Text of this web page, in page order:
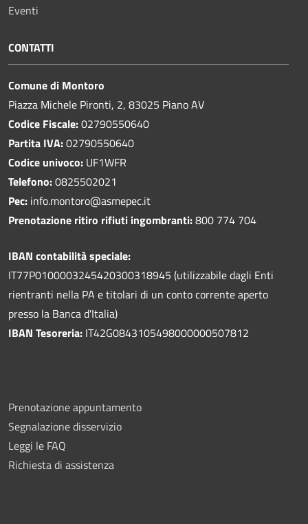
Eventi
CONTATTI
Comune di Montoro
Piazza Michele Pironti, 2, 83025 Piano AV
Codice Fiscale:02790550640
Partita IVA:02790550640
Codice univoco: UF1WFR
Telefono:0825502021
Pec: info.montoro@asmepec.it
Prenotazione ritiro rifiuti ingombranti:800 774 704
IBAN contabilità speciale:
IT77P0100003245420300318945 (utilizzabile dagli Enti
rientranti nella PA e titolari di un conto corrente aperto
presso la Banca d'Italia)
IBAN Tesoreria: IT42G0843105498000000507812
Prenotazione appuntamento
Segnalazione disservizio
Leggi le FAQ
Richiesta di assistenza